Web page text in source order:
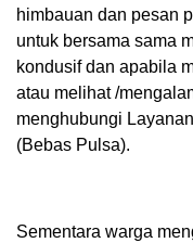
himbauan dan pesan
untuk bersama sama
kondusif dan apabila
atau melihat /
menghubungi
(Bebas Pulsa).
Sementara warga